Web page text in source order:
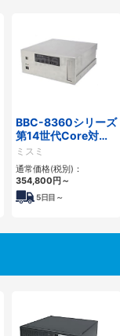
BBC-8360シリーズ
第14世代Core対応
フロアマウント
2PCIe
ミスミ
通常価格(税別)：
354,800円～
5日目～